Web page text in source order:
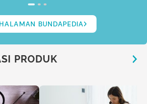
BUNDAPEDIA
PRODUK